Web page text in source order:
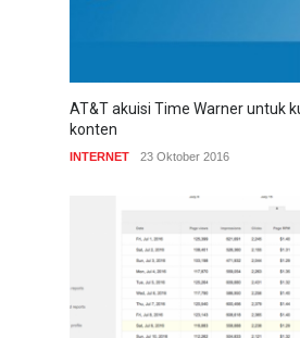
AT&T akuisi Time Warner untuk
konten
INTERNET 23 Oktober 2016